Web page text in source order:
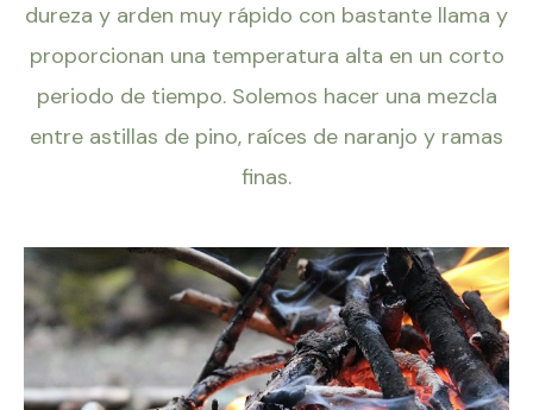
dureza y arden muy rápido con bastante llama y
proporcionan una temperatura alta en un corto
periodo de tiempo. Solemos hacer una mezcla
entre astillas de pino, raíces de naranjo y ramas
finas.